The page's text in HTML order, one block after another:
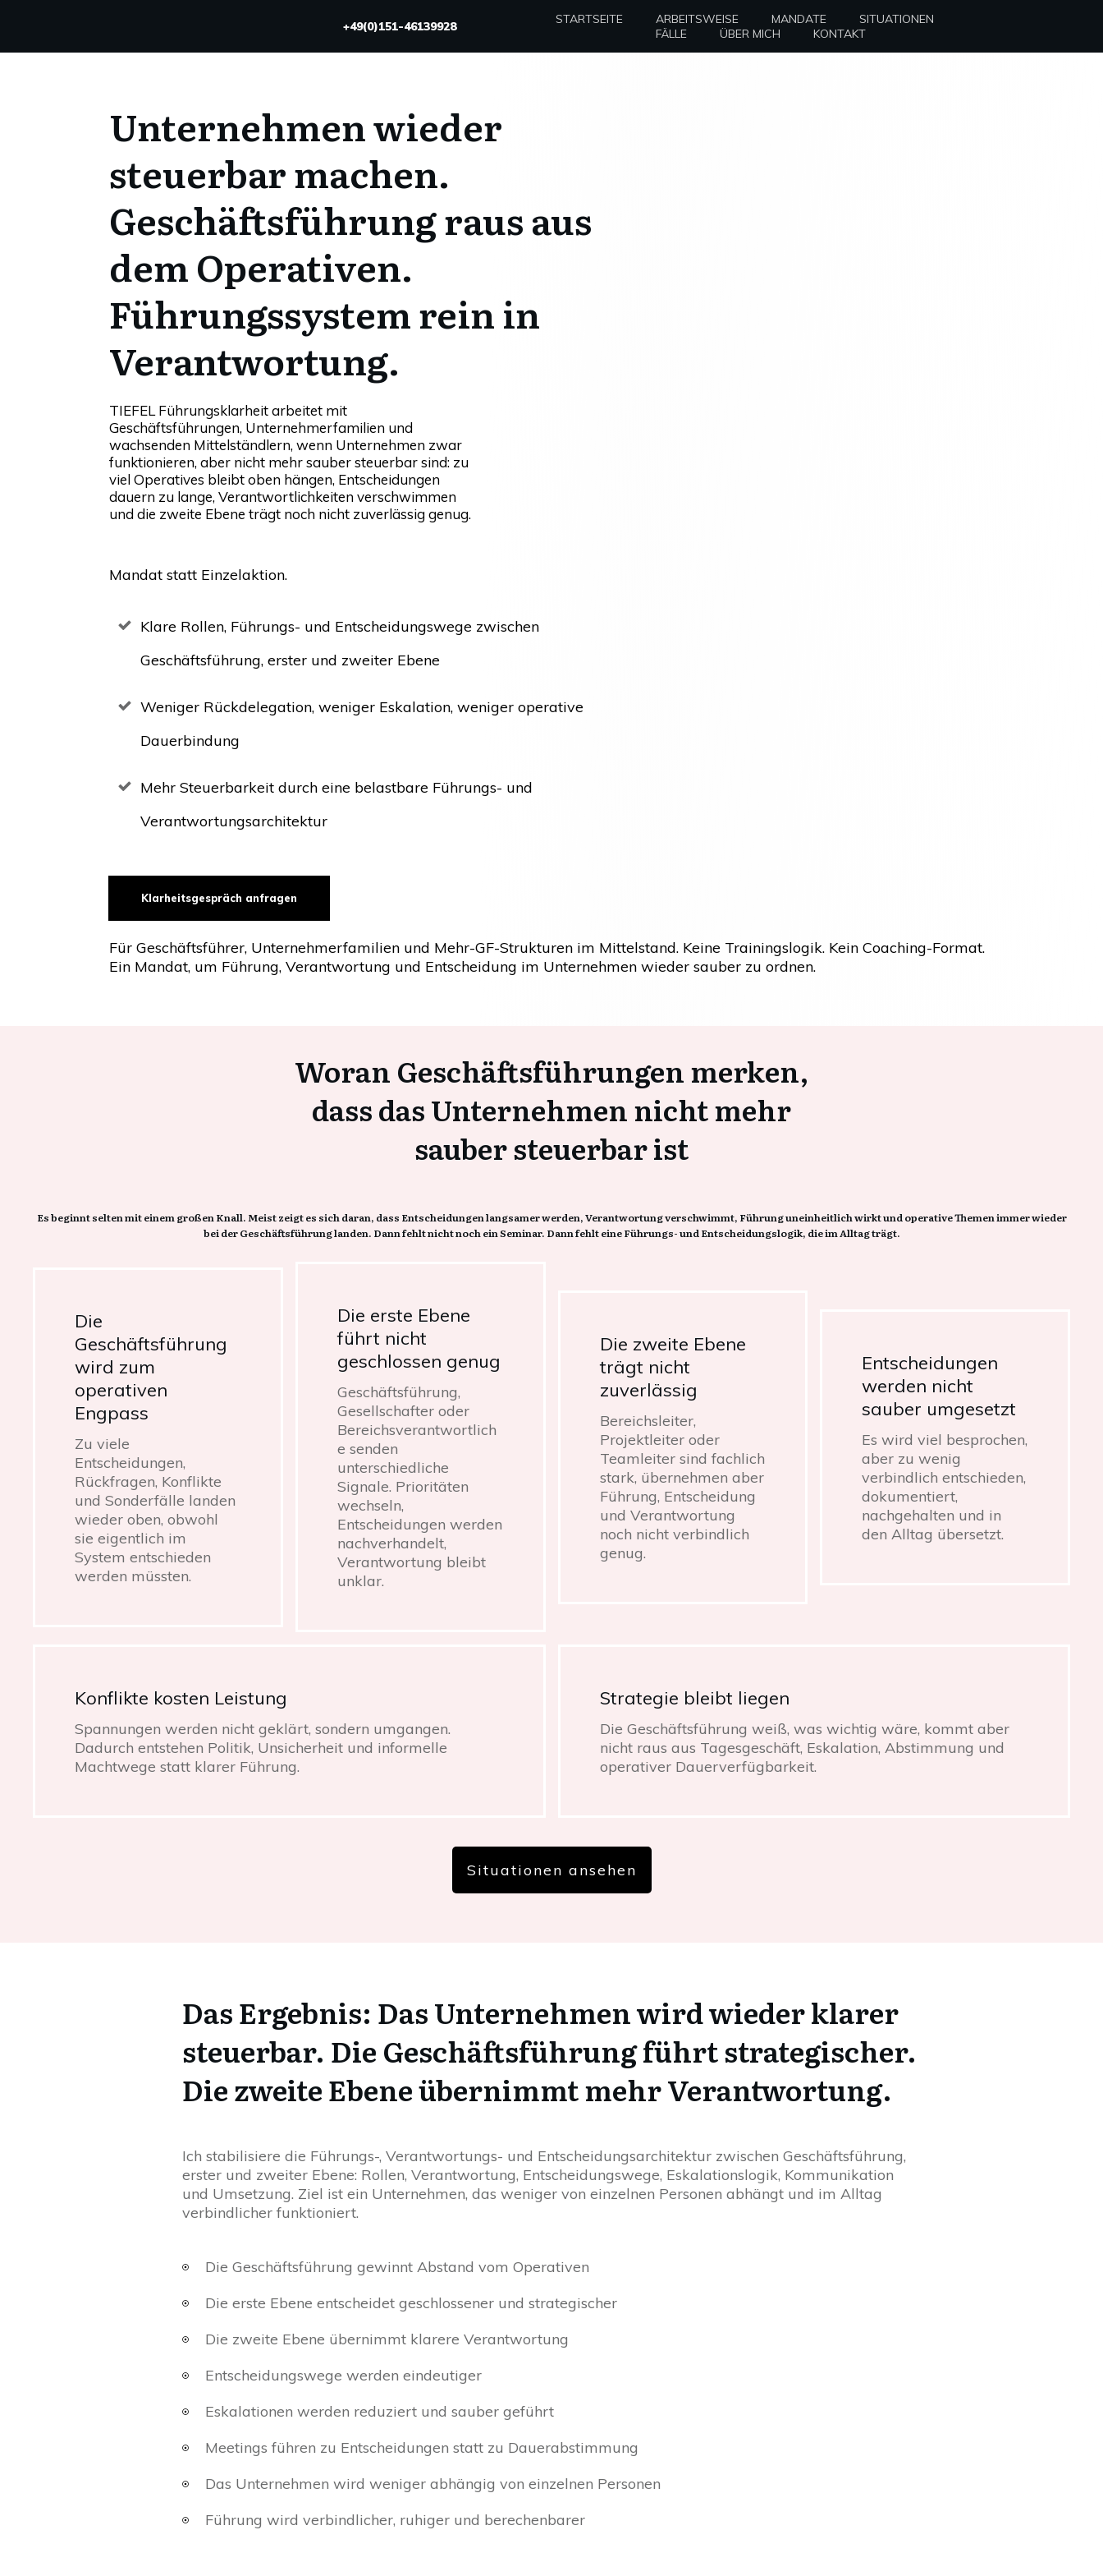
+49(0)151-46139928 STARTSEITE ARBEITSWEISE MANDATE
SITUATIONEN
FÄLLE
ÜBER MICH KONTAKT
Unternehmen wieder
steuerbar machen.
Geschäftsführung raus aus
dem Operativen.
Führungssystem rein in
Verantwortung.
TIEFEL Führungsklarheit arbeitet mit
Geschäftsführungen, Unternehmerfamilien und
wachsenden Mittelständlern, wenn Unternehmen zwar
funktionieren, aber nicht mehr sauber steuerbar sind: zu
viel Operatives bleibt oben hängen, Entscheidungen
dauern zu lange, Verantwortlichkeiten verschwimmen
und die zweite Ebene trägt noch nicht zuverlässig genug.
Mandat statt Einzelaktion.
Klare Rollen, Führungs- und Entscheidungswege zwischen
Geschäftsführung, erster und zweiter Ebene
Weniger Rückdelegation, weniger Eskalation, weniger operative
Dauerbindung
Mehr Steuerbarkeit durch eine belastbare Führungs- und
Verantwortungsarchitektur
Klarheitsgespräch anfragen
Für Geschäftsführer, Unternehmerfamilien und Mehr-GF-Strukturen im Mittelstand. Keine Trainingslogik. Kein Coaching-Format.
Ein Mandat, um Führung, Verantwortung und Entscheidung im Unternehmen wieder sauber zu ordnen.
Woran Geschäftsführungen merken,
dass das Unternehmen nicht mehr
sauber steuerbar ist
Es beginnt selten mit einem großen Knall. Meist zeigt es sich daran, dass Entscheidungen langsamer werden, Verantwortung verschwimmt, Führung uneinheitlich wirkt und operative Themen immer wieder
bei der Geschäftsführung landen. Dann fehlt nicht noch ein Seminar. Dann fehlt eine Führungs- und Entscheidungslogik, die im Alltag trägt.
Die
Geschäftsführung
wird zum
operativen
Engpass
Zu viele
Entscheidungen,
Rückfragen, Konflikte
und Sonderfälle landen
wieder oben, obwohl
sie eigentlich im
System entschieden
werden müssten.
Die erste Ebene
führt nicht
geschlossen genug
Geschäftsführung,
Gesellschafter oder
Bereichsverantwortlich
e senden
unterschiedliche
Signale. Prioritäten
wechseln,
Entscheidungen werden
nachverhandelt,
Verantwortung bleibt
unklar.
Die zweite Ebene
trägt nicht
zuverlässig
Bereichsleiter,
Projektleiter oder
Teamleiter sind fachlich
stark, übernehmen aber
Führung, Entscheidung
und Verantwortung
noch nicht verbindlich
genug.
Entscheidungen
werden nicht
sauber umgesetzt
Es wird viel besprochen,
aber zu wenig
verbindlich entschieden,
dokumentiert,
nachgehalten und in
den Alltag übersetzt.
Konflikte kosten Leistung
Spannungen werden nicht geklärt, sondern umgangen.
Dadurch entstehen Politik, Unsicherheit und informelle
Machtwege statt klarer Führung.
Strategie bleibt liegen
Die Geschäftsführung weiß, was wichtig wäre, kommt aber
nicht raus aus Tagesgeschäft, Eskalation, Abstimmung und
operativer Dauerverfügbarkeit.
Situationen ansehen
Das Ergebnis: Das Unternehmen wird wieder klarer
steuerbar. Die Geschäftsführung führt strategischer.
Die zweite Ebene übernimmt mehr Verantwortung.
Ich stabilisiere die Führungs-, Verantwortungs- und Entscheidungsarchitektur zwischen Geschäftsführung,
erster und zweiter Ebene: Rollen, Verantwortung, Entscheidungswege, Eskalationslogik, Kommunikation
und Umsetzung. Ziel ist ein Unternehmen, das weniger von einzelnen Personen abhängt und im Alltag
verbindlicher funktioniert.
Die Geschäftsführung gewinnt Abstand vom Operativen
Die erste Ebene entscheidet geschlossener und strategischer
Die zweite Ebene übernimmt klarere Verantwortung
Entscheidungswege werden eindeutiger
Eskalationen werden reduziert und sauber geführt
Meetings führen zu Entscheidungen statt zu Dauerabstimmung
Das Unternehmen wird weniger abhängig von einzelnen Personen
Führung wird verbindlicher, ruhiger und berechenbarer